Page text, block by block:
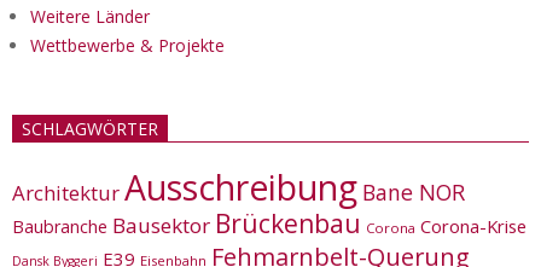
Weitere Länder
Wettbewerbe & Projekte
SCHLAGWÖRTER
ArchitekturAusschreibung Bane NOR
Baubranche Bausektor Brückenbau Corona Corona-Krise
Dansk Byggeri E39 Eisenbahn Fehmarnbelt-Querung